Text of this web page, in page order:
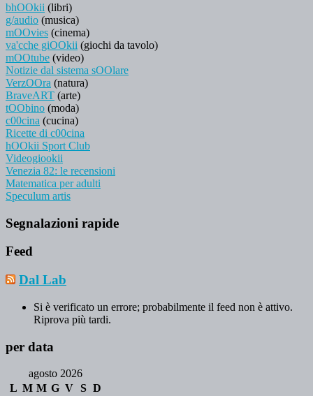
bhOOkii (libri)
g/audio (musica)
mOOvies (cinema)
va'cche giOOkii (giochi da tavolo)
mOOtube (video)
Notizie dal sistema sOOlare
VerzOOra (natura)
BraveART (arte)
tOObino (moda)
c00cina (cucina)
Ricette di c00cina
hOOkii Sport Club
Videogiookii
Venezia 82: le recensioni
Matematica per adulti
Speculum artis
Segnalazioni rapide
Feed
Dal Lab
Si è verificato un errore; probabilmente il feed non è attivo.
Riprova più tardi.
per data
agosto 2026
L M M G V S D